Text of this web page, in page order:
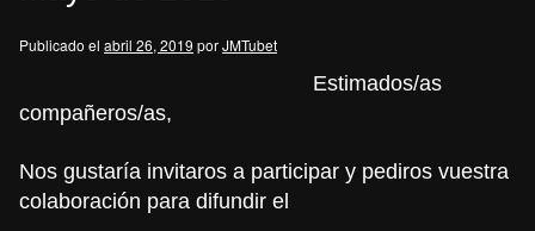
Publicado el abril 26, 2019 porJMTubet
Estimados/as
compañeros/as,
Nos gustaría invitaros a participar y pediros vuestra
colaboración para difundir el